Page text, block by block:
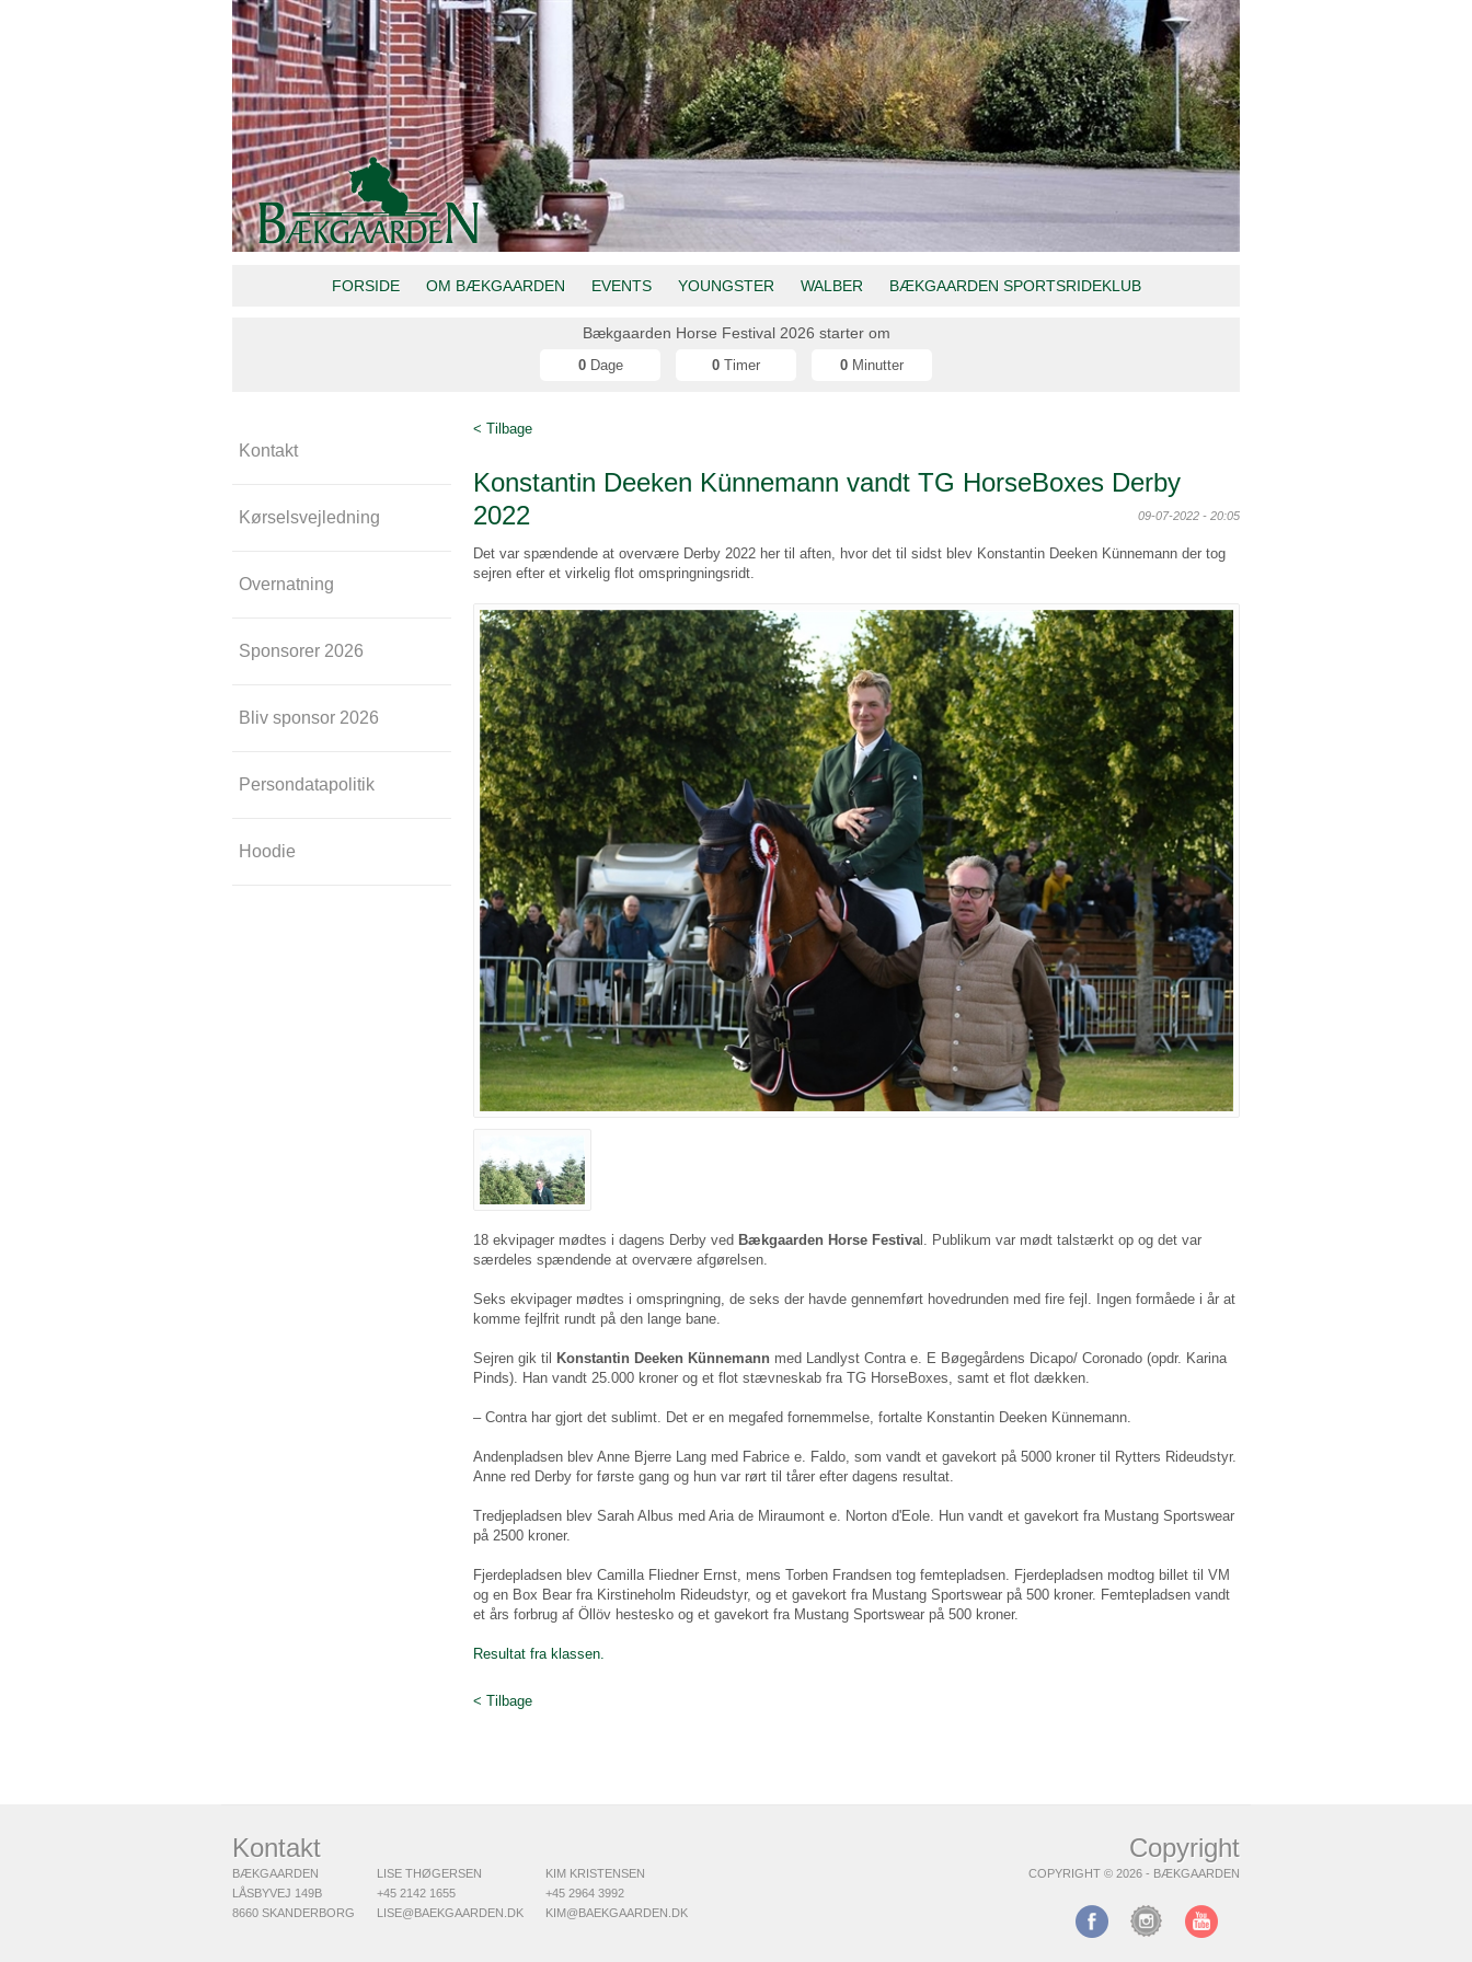
FORSIDE OM BÆKGAARDEN EVENTS YOUNGSTER WALBER BÆKGAARDEN SPORTSRIDEKLUB
Bækgaarden Horse Festival 2026 starter om
0 Dage 0 Timer 0 Minutter
Kontakt
Kørselsvejledning
Overnatning
Sponsorer 2026
Bliv sponsor 2026
Persondatapolitik
Hoodie
< Tilbage
Konstantin Deeken Künnemann vandt TG HorseBoxes Derby
2022
09-07-2022 - 20:05
Det var spændende at overvære Derby 2022 her til aften, hvor det til sidst blev Konstantin Deeken Künnemann der tog
sejren efter et virkelig flot omspringningsridt.
18 ekvipager mødtes i dagens Derby ved Bækgaarden Horse Festival. Publikum var mødt talstærkt op og det var
særdeles spændende at overvære afgørelsen.
Seks ekvipager mødtes i omspringning, de seks der havde gennemført hovedrunden med fire fejl. Ingen formåede i år at
komme fejlfrit rundt på den lange bane.
Sejren gik til Konstantin Deeken Künnemann med Landlyst Contra e. E Bøgegårdens Dicapo/ Coronado (opdr. Karina
Pinds). Han vandt 25.000 kroner og et flot stævneskab fra TG HorseBoxes, samt et flot dækken.
– Contra har gjort det sublimt. Det er en megafed fornemmelse, fortalte Konstantin Deeken Künnemann.
Andenpladsen blev Anne Bjerre Lang med Fabrice e. Faldo, som vandt et gavekort på 5000 kroner til Rytters Rideudstyr.
Anne red Derby for første gang og hun var rørt til tårer efter dagens resultat.
Tredjepladsen blev Sarah Albus med Aria de Miraumont e. Norton d'Eole. Hun vandt et gavekort fra Mustang Sportswear
på 2500 kroner.
Fjerdepladsen blev Camilla Fliedner Ernst, mens Torben Frandsen tog femtepladsen. Fjerdepladsen modtog billet til VM
og en Box Bear fra Kirstineholm Rideudstyr, og et gavekort fra Mustang Sportswear på 500 kroner. Femtepladsen vandt
et års forbrug af Öllöv hestesko og et gavekort fra Mustang Sportswear på 500 kroner.
Resultat fra klassen.
< Tilbage
Kontakt
BÆKGAARDEN
LÅSBYVEJ 149B
8660 SKANDERBORG
LISE THØGERSEN
+45 2142 1655
LISE@BAEKGAARDEN.DK
KIM KRISTENSEN
+45 2964 3992
KIM@BAEKGAARDEN.DK
Copyright
COPYRIGHT © 2026 - BÆKGAARDEN